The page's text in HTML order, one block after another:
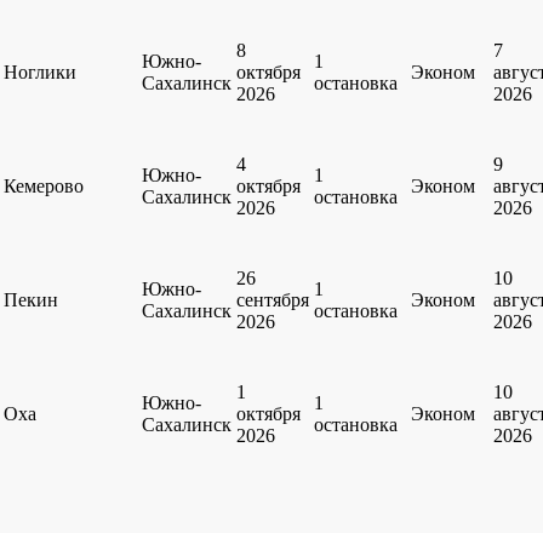
Ноглики
Южно-
Сахалинск
8
октября
2026
1
остановка
Эконом
7
2026
Кемерово
Южно-
Сахалинск
4
октября
2026
1
остановка
Эконом
9
2026
Пекин
Южно-
Сахалинск
26
сентября
2026
1
остановка
Эконом
10
2026
Оха
Южно-
Сахалинск
1
октября
2026
1
остановка
Эконом
10
2026